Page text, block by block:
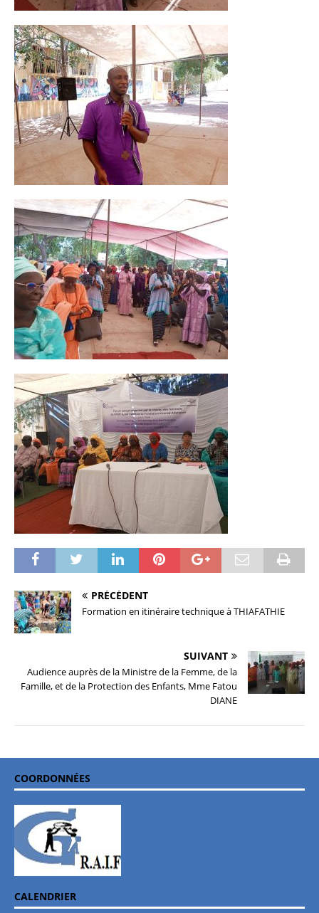
PRÉCÉDENT
Formation en itinéraire technique à THIAFATHIE
SUIVANT
Audience auprès de la Ministre de la Femme, de la
Famille, et de la Protection des Enfants, Mme Fatou
DIANE
COORDONNÉES
CALENDRIER